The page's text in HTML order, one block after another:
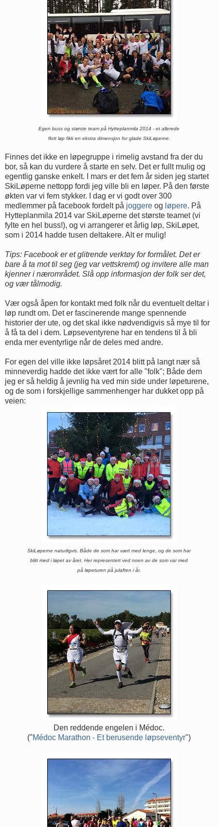
Egen buss og største team på Hytteplanmila 2014 - et allerede
flott løp fikk en ekstra dimensjon for glade SkiLøperne.
Finnes det ikke en løpegruppe i rimelig avstand fra der du
bor, så kan du vurdere å starte en selv. Det er fullt mulig og
egentlig ganske enkelt. I mars er det fem år siden jeg startet
SkiLøperne nettopp fordi jeg ville bli en løper. På den første
økten var vi fem stykker. I dag er vi godt over 300
medlemmer på facebook fordelt på joggere og løpere. På
Hytteplanmila 2014 var SkiLøperne det største teamet (vi
fylte en hel buss!), og vi arrangerer et årlig løp, SkiLøpet,
som i 2014 hadde tusen deltakere. Alt er mulig!
Tips: Facebook er et glitrende verktøy for formålet. Det er
bare å ta mot til seg (jeg var vettskremt) og invitere alle man
kjenner i nærområdet. Slå opp informasjon der folk ser det,
og vær tålmodig.
Vær også åpen for kontakt med folk når du eventuelt deltar i
løp rundt om. Det er fascinerende mange spennende
historier der ute, og det skal ikke nødvendigvis så mye til for
å få ta del i dem. Løpseventyrene har en tendens til å bli
enda mer eventyrlige når de deles med andre.
For egen del ville ikke løpsåret 2014 blitt på langt nær så
minneverdig hadde det ikke vært for alle "folk"; Både dem
jeg er så heldig å jevnlig ha ved min side under løpeturene,
og de som i forskjellige sammenhenger har dukket opp på
veien:
SkiLøperne naturligvis. Både de som har vært med lenge, og de som har
blitt med i løpet av året. Her representert ved noen av de som var med
på løpeturen på julaften i år.
Den reddende engelen i Médoc.
("Médoc Marathon - Et berusende løpseventyr")